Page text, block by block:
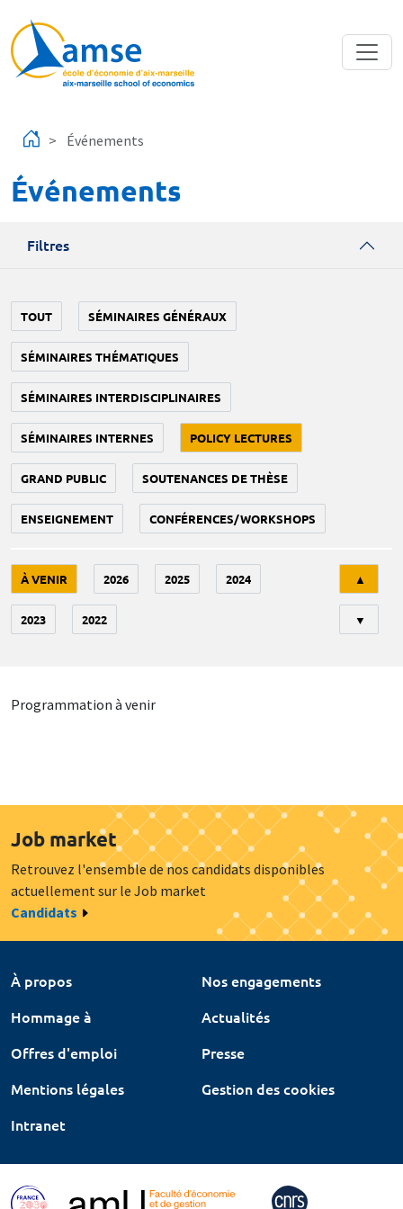
Événements
Événements
Filtres
TOUT SÉMINAIRES GÉNÉRAUX
SÉMINAIRES THÉMATIQUES
SÉMINAIRES INTERDISCIPLINAIRES
SÉMINAIRES INTERNES POLICY LECTURES
GRAND PUBLIC SOUTENANCES DE THÈSE
ENSEIGNEMENT CONFÉRENCES/WORKSHOPS
À VENIR 2026 2025 2024
2023 2022
▲
▼
Programmation à venir
Job market
Retrouvez l'ensemble de nos candidats disponibles
actuellement sur le Job market
Candidats
À propos
Nos engagements
Hommage à
Actualités
Offres d'emploi
Presse
Mentions légales
Gestion des cookies
Intranet